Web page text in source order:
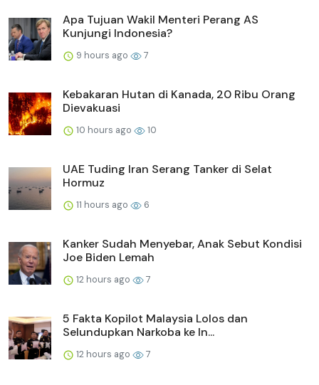
Apa Tujuan Wakil Menteri Perang AS
Kunjungi Indonesia?
9 hours ago 7
Kebakaran Hutan di Kanada, 20 Ribu Orang
Dievakuasi
10 hours ago 10
UAE Tuding Iran Serang Tanker di Selat
Hormuz
11 hours ago 6
Kanker Sudah Menyebar, Anak Sebut Kondisi
Joe Biden Lemah
12 hours ago 7
5 Fakta Kopilot Malaysia Lolos dan
Selundupkan Narkoba ke In...
12 hours ago 7